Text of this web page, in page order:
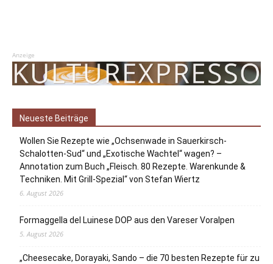
Anzeige
Neueste Beiträge
Wollen Sie Rezepte wie „Ochsenwade in Sauerkirsch-
Schalotten-Sud“ und „Exotische Wachtel“ wagen? –
Annotation zum Buch „Fleisch. 80 Rezepte. Warenkunde &
Techniken. Mit Grill-Spezial“ von Stefan Wiertz
6. August 2026
Formaggella del Luinese DOP aus den Vareser Voralpen
5. August 2026
„Cheesecake, Dorayaki, Sando – die 70 besten Rezepte für zu